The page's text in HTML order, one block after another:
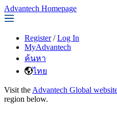
Advantech Homepage
Register / Log In
MyAdvantech
ค้นหา
ไทย
Visit the Advantech Global
region below.